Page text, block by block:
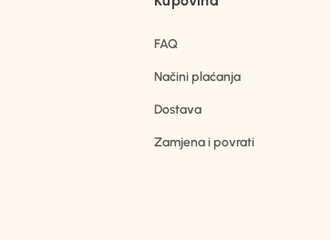
FAQ
Načini plaćanja
Dostava
Zamjena i povrati